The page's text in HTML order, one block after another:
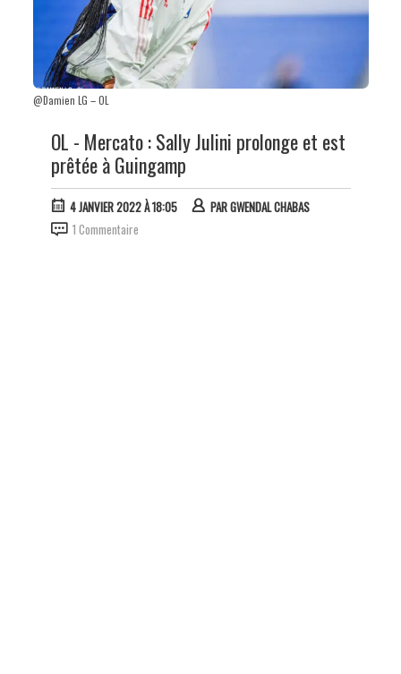
@Damien LG – OL
OL - Mercato : Sally Julini prolonge et est
prêtée à Guingamp
4 JANVIER 2022 À 18:05 PARGWENDAL CHABAS
1 Commentaire